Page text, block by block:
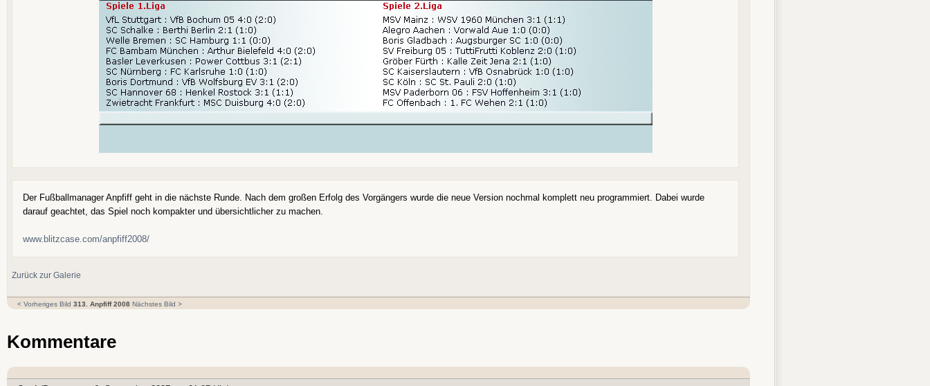
Der Fußballmanager Anpfiff geht in die nächste Runde. Nach dem großen Erfolg des Vorgängers wurde die neue Version nochmal komplett neu programmiert. Dabei wurde
darauf geachtet, das Spiel noch kompakter und übersichtlicher zu machen.
www.blitzcase.com/anpfiff2008/
Zurück zur Galerie
< Vorheriges Bild 313. Anpfiff 2008 Nächstes Bild >
Kommentare